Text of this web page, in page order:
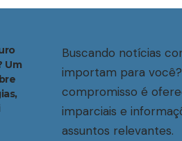
Um
Buscando notícias
importam para
compromisso é
imparciais e
assuntos relevantes.